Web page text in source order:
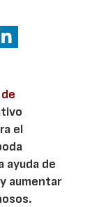
el
ayuda de
aumentar